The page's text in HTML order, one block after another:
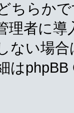
ちらか
理者に
ない場
は